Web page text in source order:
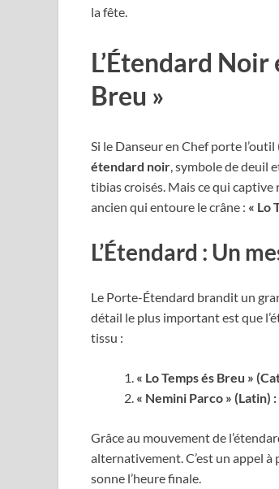
la fête.
L’Étendard
Breu »
Si le Danseur en Chef porte
étendard noir , symbole de deuil
tibias croisés. Mais ce qui
ancien qui entoure le crâne : « Lo
L’Étendard : Un
Le Porte-Étendard brandit un
détail le plus important est que
tissu :
« Lo Temps és Breu »
« Nemini Parco » (Latin) :
Grâce au mouvement de
alternativement. C’est un appel
sonne l’heure finale.